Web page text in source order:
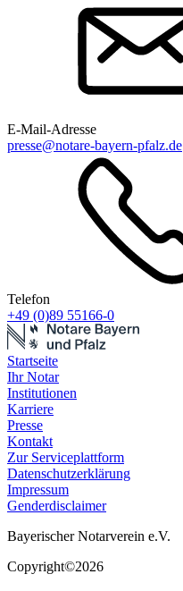
E-Mail-Adresse
presse@notare-bayern-pfalz.de
Telefon
+49 (0)89 55166-0
Startseite
Ihr Notar
Institutionen
Karriere
Presse
Kontakt
Zur Serviceplattform
Datenschutzerklärung
Impressum
Genderdisclaimer
Bayerischer Notarverein e.V.
Copyright©2026